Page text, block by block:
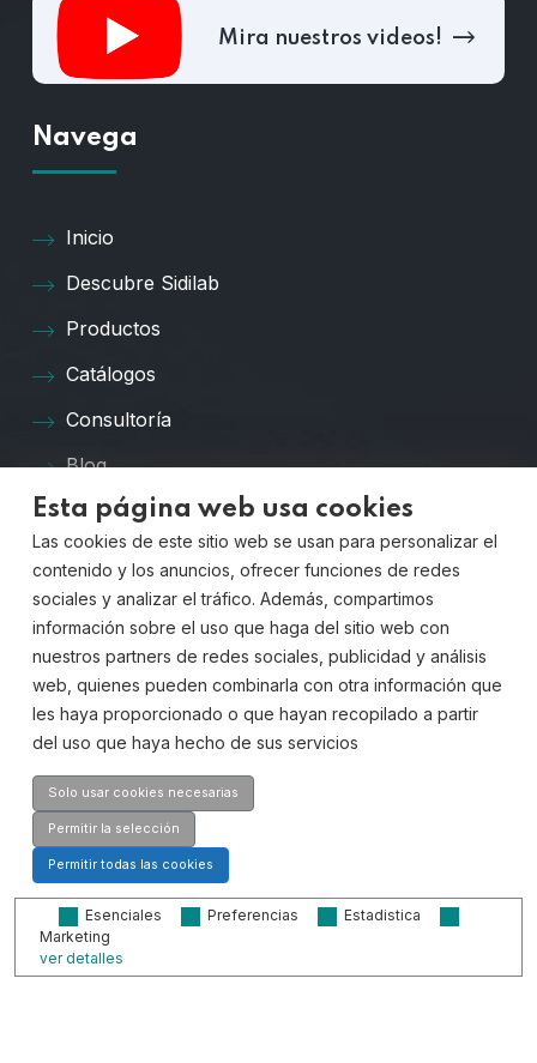
Mira nuestros videos!
Navega
Inicio
Descubre Sidilab
Productos
Catálogos
Consultoría
Blog
Preguntas Frecuentes
Contacto
Contáctanos
Dirección:
Teléfono
916 659 203
Email
Esta página web usa cookies
Las cookies de este sitio web se usan para personalizar el
contenido y los anuncios, ofrecer funciones de redes
sociales y analizar el tráfico. Además, compartimos
información sobre el uso que haga del sitio web con
nuestros partners de redes sociales, publicidad y análisis
web, quienes pueden combinarla con otra información que
les haya proporcionado o que hayan recopilado a partir
del uso que haya hecho de sus servicios
Solo usar cookies necesarias
Permitir la selección
Permitir todas las cookies
Esenciales Preferencias
Estadistica
Marketing
ver detalles